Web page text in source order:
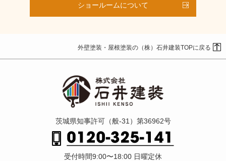
ショールームについて
外壁塗装・屋根塗装の（株）石井建装TOPに戻る
茨城県知事許可（般-31）第36962号
受付時間9:00〜18:00 日曜定休